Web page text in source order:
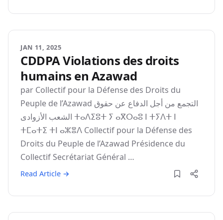
JAN 11, 2025
CDDPA Violations des droits
humains en Azawad
par Collectif pour la Défense des Droits du
Peuple de l’Azawad اﻟﺘﺠﻤﻊ ﻣﻦ أﺟﻞ اﻟﺪﻓﺎع ﻋﻦ ﺣﻘﻮق
اﻟﺸﻌﺐ اﻷزوادى ⵜⴰⴷⵉⵓⵜ ⵢ ⴰⴳⵔⴰⵓ ⵏ ⵜⵢⴷⵜ ⵏ
ⵜⵎⴰⵜⵉ ⵜⵏ ⴰⵣⴻⴷ Collectif pour la Défense des
Droits du Peuple de l’Azawad Présidence du
Collectif Secrétariat Général …
Read Article →